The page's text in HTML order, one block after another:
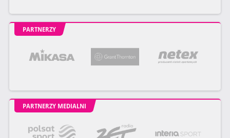
PARTNERZY
PARTNERZY MEDIALNI